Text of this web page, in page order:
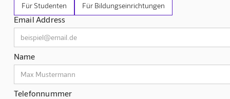
Für Studenten Für Bildungseinrichtungen
Email Address
Name
Telefonnummer